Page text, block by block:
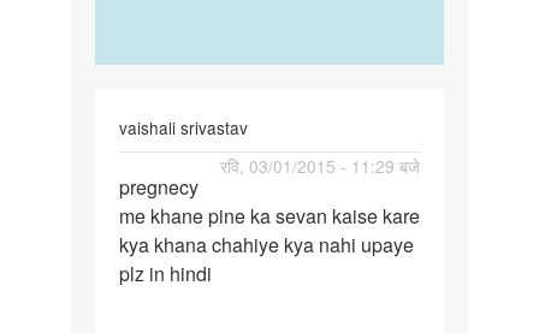
vaishali srivastav
रवि, 03/01/2015 - 11:29 बजे
pregnecy
me
khane
pine
pregnecy
me khane pine ka sevan kaise kare
kya khana chahiye kya nahi upaye
plz in hindi